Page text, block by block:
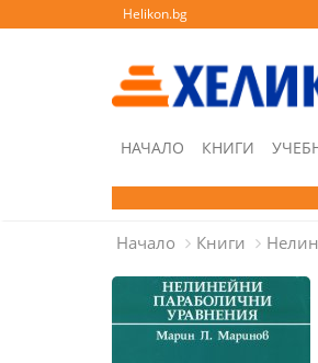
Helikon.bg
НАЧАЛО КНИГИ
Начало Книги